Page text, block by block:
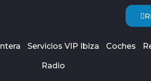
Servicios VIP Ibiza Coches
Radio